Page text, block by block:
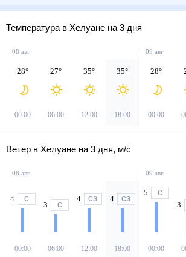
Температура в Хелуане на 3 дня
08 авг
28°
00:00
27°
06:00
35°
12:00
35°
18:00
09 авг
28°
00:00
Ветер в Хелуане на 3 дня, м/с
08 авг
4 С
00:00
3 С
06:00
4 СЗ
12:00
4 СЗ
18:00
09 авг
5 С
00:00
3